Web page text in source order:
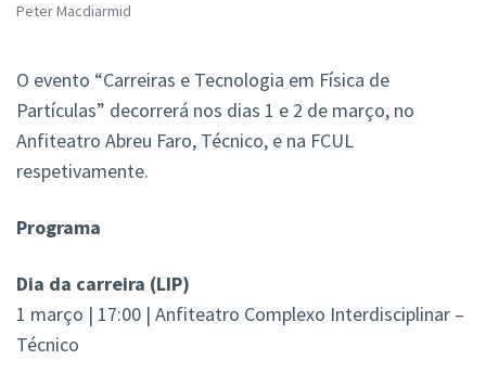
Peter Macdiarmid
O evento “Carreiras e Tecnologia em Física de
Partículas” decorrerá nos dias 1 e 2 de março, no
Anfiteatro Abreu Faro, Técnico, e na FCUL
respetivamente.
Programa
Dia da carreira (LIP)
1 março | 17:00 | Anfiteatro Complexo Interdisciplinar –
Técnico